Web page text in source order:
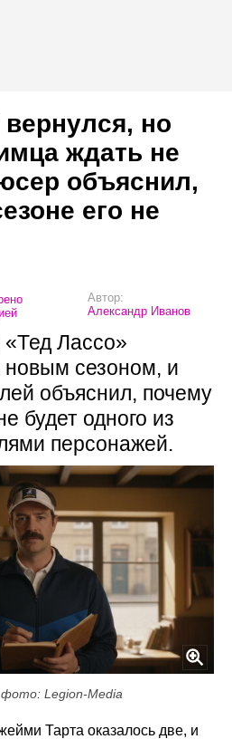
но
ждать не
объяснил,
его не
Автор:
Александр Иванов
«Тед Лассо»
новым сезоном, и
объяснил, почему
будет одного из
персонажей.
Legion-Media
Тарта оказалось две, и